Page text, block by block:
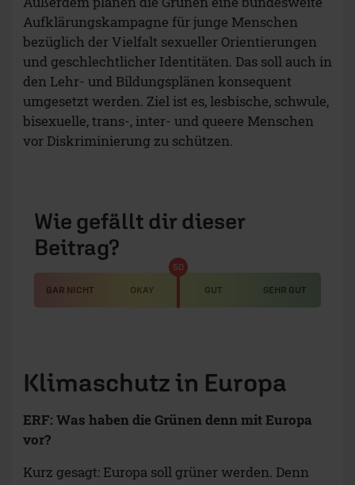
Aufklärungskampagne für junge Menschen
bezüglich der Vielfalt sexueller Orientierungen
und geschlechtlicher Identitäten. Das soll auch in
den Lehr- und Bildungsplänen konsequent
umgesetzt werden. Ziel ist es, lesbische, schwule,
bisexuelle, trans-, inter- und queere Menschen
vor Diskriminierung zu schützen.
Wie gefällt dir dieser
Beitrag?
GAR NICHT OKAY GUT SEHR GUT
50
Klimaschutz in Europa
ERF: Was haben die Grünen denn mit Europa
vor?
Kurz gesagt: Europa soll grüner werden. Denn